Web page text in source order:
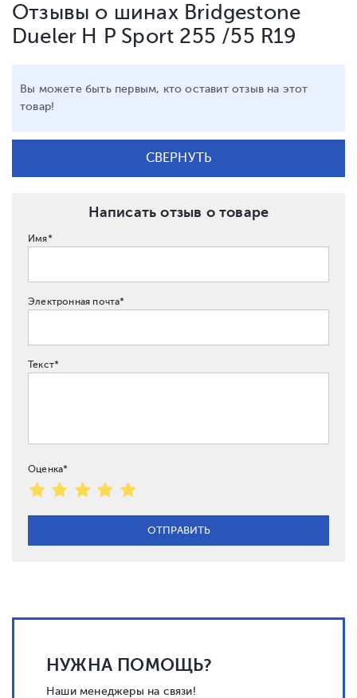
Отзывы о шинах Bridgestone
Dueler H P Sport 255 /55 R19
Вы можете быть первым, кто оставит отзыв на этот
товар!
СВЕРНУТЬ
Написать отзыв о товаре
Имя*
Электронная почта*
Текст*
Оценка*
НУЖНА ПОМОЩЬ?
Наши менеджеры на связи!